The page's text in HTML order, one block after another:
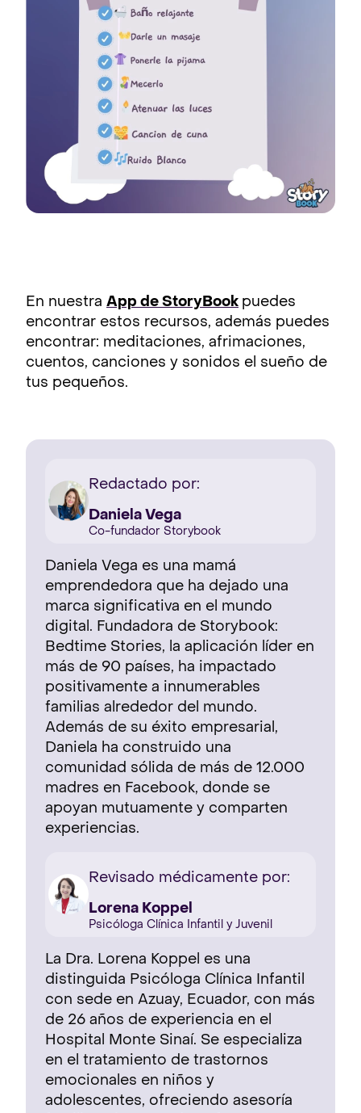
En nuestra App de StoryBook puedes
encontrar estos recursos, además puedes
encontrar: meditaciones, afrimaciones,
cuentos, canciones y sonidos el sueño de
tus pequeños.
Redactado por:
Daniela Vega
Co-fundador Storybook
Daniela Vega es una mamá
emprendedora que ha dejado una
marca significativa en el mundo
digital. Fundadora de Storybook:
Bedtime Stories, la aplicación líder en
más de 90 países, ha impactado
positivamente a innumerables
familias alrededor del mundo.
Además de su éxito empresarial,
Daniela ha construido una
comunidad sólida de más de 12.000
madres en Facebook, donde se
apoyan mutuamente y comparten
experiencias.
Revisado médicamente por:
Lorena Koppel
Psicóloga Clínica Infantil y Juvenil
La Dra. Lorena Koppel es una
distinguida Psicóloga Clínica Infantil
con sede en Azuay, Ecuador, con más
de 26 años de experiencia en el
Hospital Monte Sinaí. Se especializa
en el tratamiento de trastornos
emocionales en niños y
adolescentes, ofreciendo asesoría